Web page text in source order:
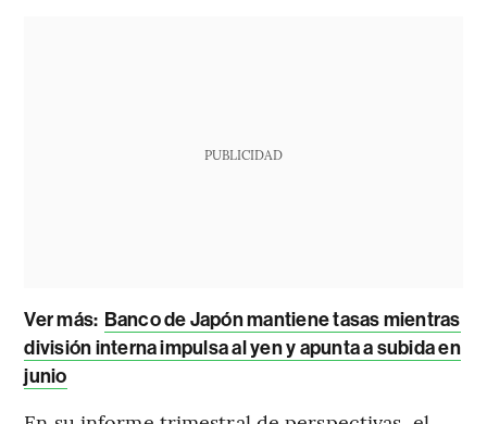
PUBLICIDAD
Ver más: Banco de Japón mantiene tasas mientras
división interna impulsa al yen y apunta a subida en
junio